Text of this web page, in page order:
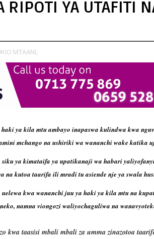
RIPOTI YA UTAFITI
MTAANI,
ya kila mtu ambayo inapaswa kulindwa kwa
mchango na ushiriki wa wananchi wake katika
ya kimataifa ya upatikanaji wa habari
na kutoa taarifa ili mradi tu asiende nje ya swala
kwa wananchi juu ya haki ya kila mtu na
namna viongozi waliyochaguliwa na
kwa taasisi mbali mbali za umma zinazotoa